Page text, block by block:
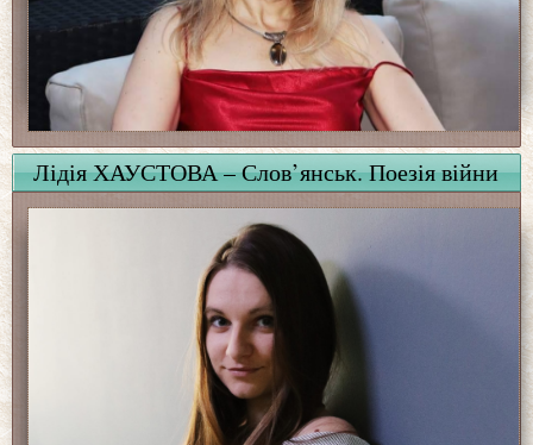
Лідія ХАУСТОВА – Слов’янськ. Поезія війни